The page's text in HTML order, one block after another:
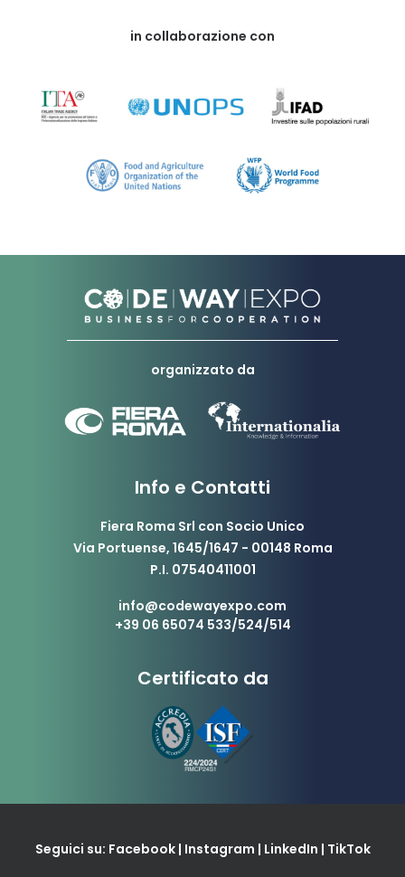
in collaborazione con
organizzato da
Info e Contatti
Fiera Roma Srl con Socio Unico
Via Portuense, 1645/1647 - 00148 Roma
P.I. 07540411001
info@codewayexpo.com
+39 06 65074 533/524/514
Certificato da
Seguici su: Facebook| Instagram | LinkedIn | TikTok